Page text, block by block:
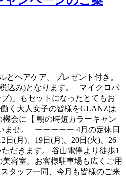
とヘアケア。プレゼント付き。
込み)となります。 マイクロバ
)」もセットになったとてもお
く大人女子の皆様をGLANZは
会に【 朝の時短カラーキャン
ませ。 ーーーーー 4月の定休日
日(月)、19日(月)、20日(火)、26
だきます。 谷山電停より徒歩1
容室。お客様駐車場も広くご用
タッフ一同、今月も皆様のご来